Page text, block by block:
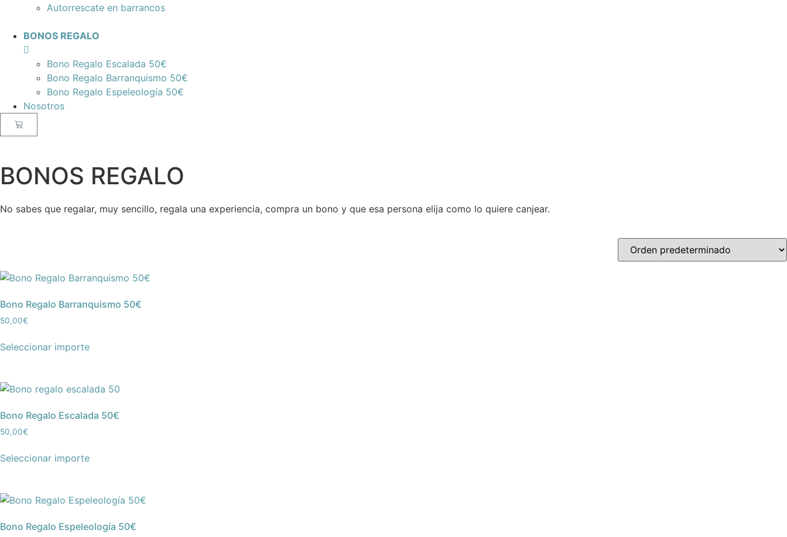
Autorrescate en barrancos
BONOS REGALO
Bono Regalo Escalada 50€
Bono Regalo Barranquismo 50€
Bono Regalo Espeleología 50€
Nosotros
BONOS REGALO
No sabes que regalar, muy sencillo, regala una experiencia, compra un bono y que esa persona elija como lo quiere canjear.
Bono Regalo Barranquismo 50€
50,00€
Seleccionar importe
Bono Regalo Escalada 50€
50,00€
Seleccionar importe
Bono Regalo Espeleología 50€